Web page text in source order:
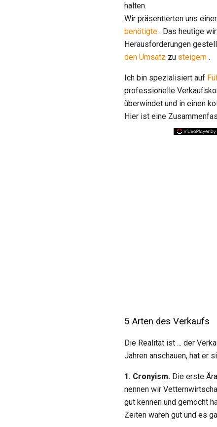
halten.
Wir präsentierten uns
benötigte . Das heutige
Herausforderungen
den Umsatz zu steigern .
Ich bin spezialisiert auf
professionelle
überwindet und in einen
Hier ist eine
5 Arten des Verkaufs
Die Realität ist ... der
Jahren anschauen, hat er
1. Cronyism. Die erste
nennen wir
gut kennen und gemocht
Zeiten waren gut und es